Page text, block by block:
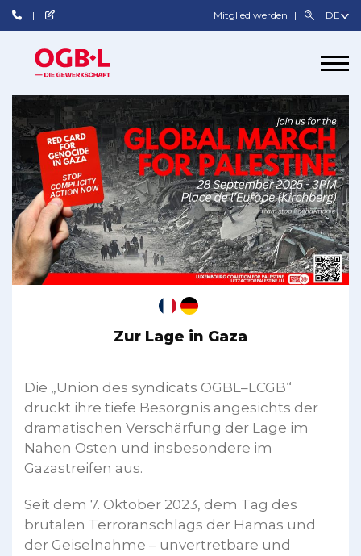
Mitglied werden
Zur Lage in Gaza
Die „Union des syndicats OGBL–LCGB“
drückt ihre tiefe Besorgnis angesichts der
dramatischen Verschärfung der Lage im
Nahen Osten und insbesondere im
Gazastreifen aus.
Seit dem 7. Oktober 2023, dem Tag des
brutalen Terroranschlags der Hamas und
der Geiselnahme – unvertretbare und